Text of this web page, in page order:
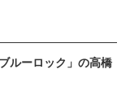
ルーロック」の高橋